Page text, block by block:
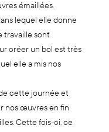
émaillées.
lequel elle donne
travaille sont
créer un bol est très
elle a mis nos
cette journée et
nos œuvres en fin
Cette fois-ci, ce